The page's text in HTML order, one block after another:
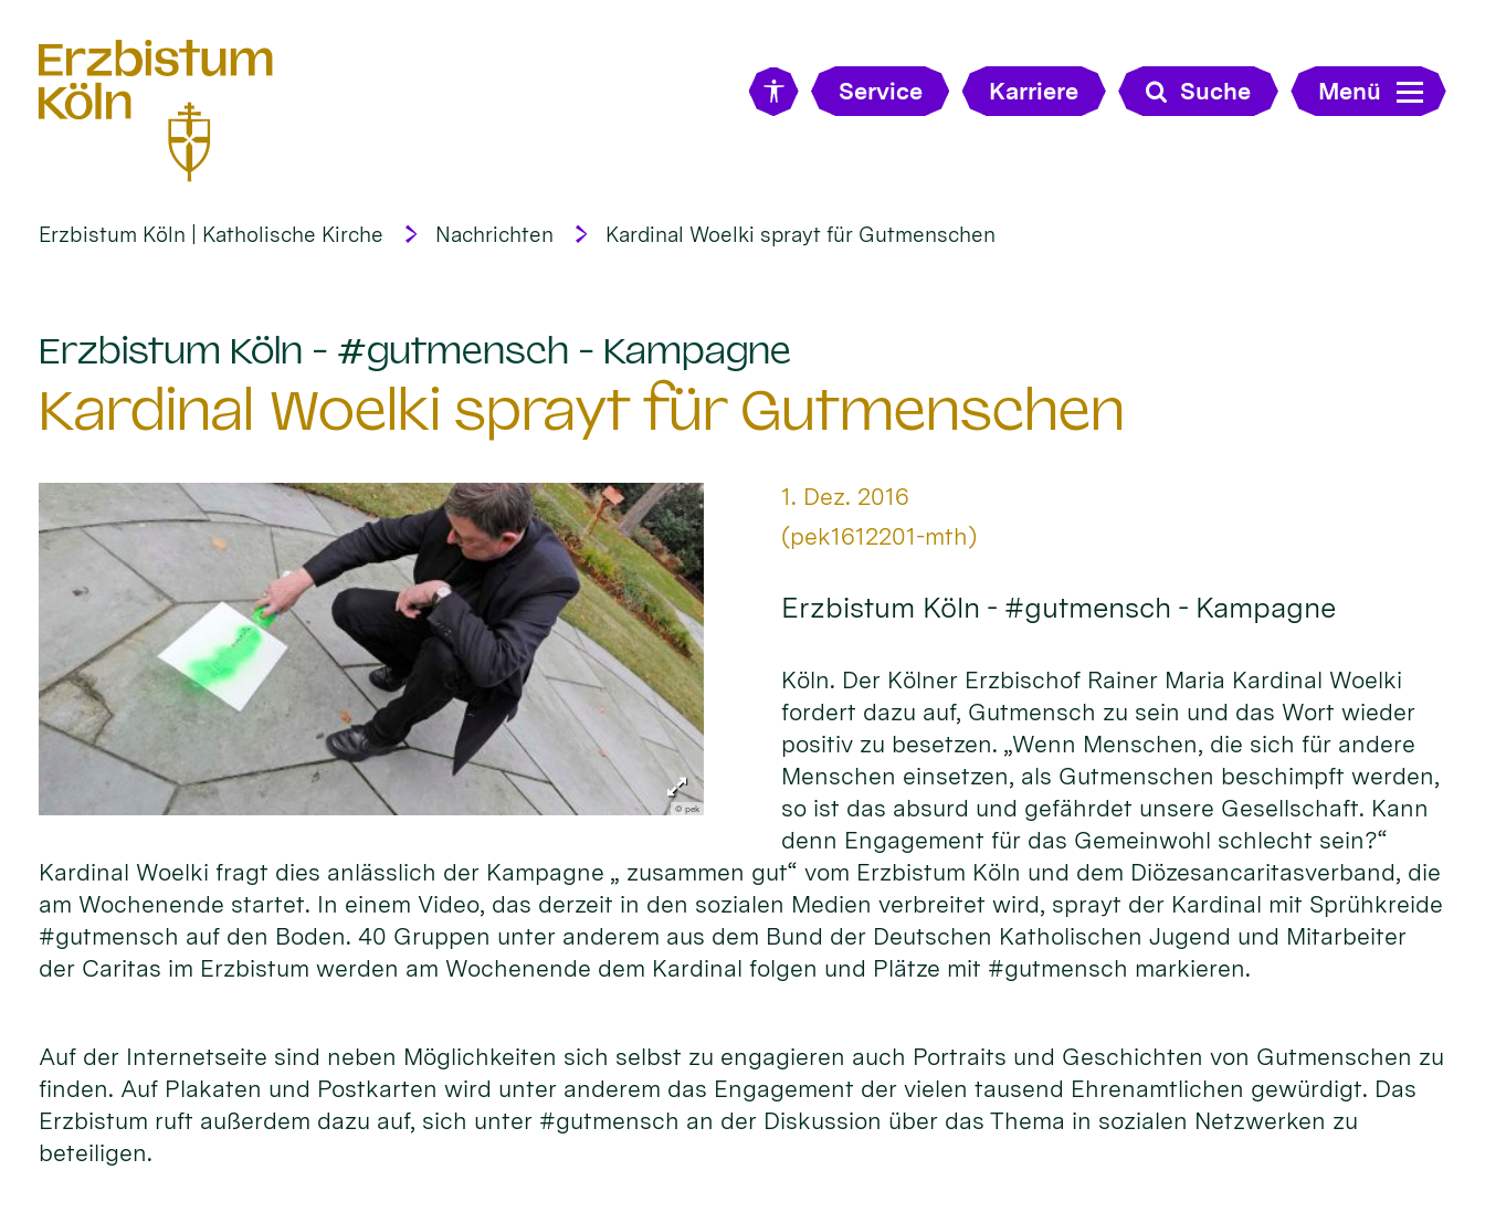
Service Karriere Suche Menü
Erzbistum Köln | Katholische Kirche Nachrichten Kardinal Woelki sprayt für Gutmenschen
Erzbistum Köln - #gutmensch - Kampagne
Kardinal Woelki sprayt für Gutmenschen
© pek
Datum:
1. Dez. 2016
Von:
(pek1612201-mth)
Erzbistum Köln - #gutmensch - Kampagne
Köln. Der Kölner Erzbischof Rainer Maria Kardinal Woelki
fordert dazu auf, Gutmensch zu sein und das Wort wieder
positiv zu besetzen. „Wenn Menschen, die sich für andere
Menschen einsetzen, als Gutmenschen beschimpft werden,
so ist das absurd und gefährdet unsere Gesellschaft. Kann
denn Engagement für das Gemeinwohl schlecht sein?“
Kardinal Woelki fragt dies anlässlich der Kampagne „ zusammen gut“ vom Erzbistum Köln und dem Diözesancaritasverband, die
am Wochenende startet. In einem Video, das derzeit in den sozialen Medien verbreitet wird, sprayt der Kardinal mit Sprühkreide
#gutmensch auf den Boden. 40 Gruppen unter anderem aus dem Bund der Deutschen Katholischen Jugend und Mitarbeiter
der Caritas im Erzbistum werden am Wochenende dem Kardinal folgen und Plätze mit #gutmensch markieren.
Auf der Internetseite sind neben Möglichkeiten sich selbst zu engagieren auch Portraits und Geschichten von Gutmenschen zu
finden. Auf Plakaten und Postkarten wird unter anderem das Engagement der vielen tausend Ehrenamtlichen gewürdigt. Das
Erzbistum ruft außerdem dazu auf, sich unter #gutmensch an der Diskussion über das Thema in sozialen Netzwerken zu
beteiligen.